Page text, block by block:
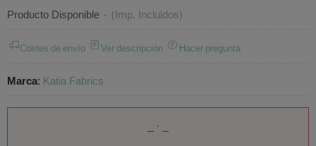
Producto Disponible - (Imp. Incluidos)
Costes de envío Ver descripción Hacer pregunta
Marca: Katia Fabrics